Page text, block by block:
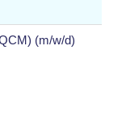
(m/w/d)